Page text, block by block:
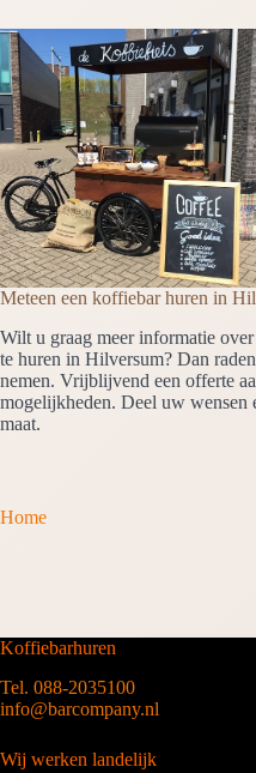
Meteen een koffiebar huren in
Wilt u graag meer informatie
te huren in Hilversum? Dan
nemen. Vrijblijvend een offerte
mogelijkheden. Deel uw wensen
maat.
Home
Koffiebarhuren
Tel. 088-2035100
info@barcompany.nl
Wij werken landelijk